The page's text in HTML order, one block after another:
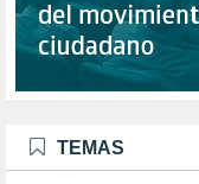
TEMAS